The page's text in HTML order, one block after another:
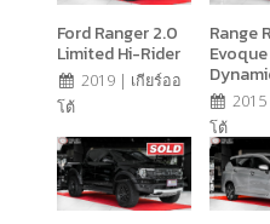
Ford Ranger 2.0
Limited Hi-Rider
2019 | เกียร์ออ
โต้
Range
Evoque
โต้